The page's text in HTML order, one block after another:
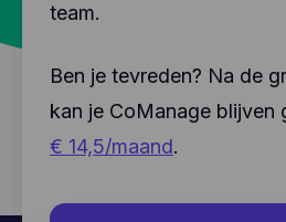
team.
Ben je tevreden? Na de
kan je CoManage blijven
€ 14,5/maand.